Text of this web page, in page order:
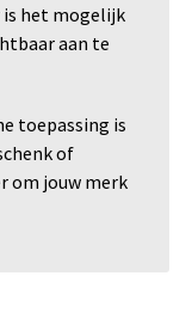
is het mogelijk
aan te
toepassing is
of
om jouw merk